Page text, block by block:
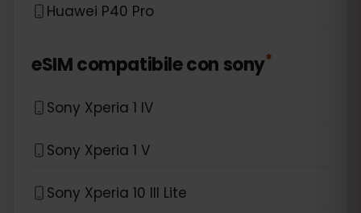
Huawei P40 Pro
eSIM compatibile con sony*
Sony Xperia 1 IV
Sony Xperia 1 V
Sony Xperia 10 III Lite